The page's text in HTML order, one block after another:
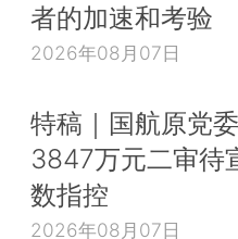
者的加速和考验
2026年08月07日
特稿｜国航原党
3847万元二审待
数指控
2026年08月07日